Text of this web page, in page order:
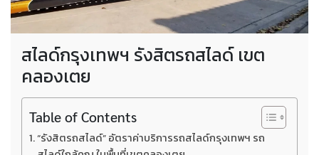
สไลด์กรุงเทพฯ รังสิตรถสไลด์ เขต
คลองเตย
Table of Contents
“รังสิตรถสไลด์” อัตราค่าบริการรถสไลด์กรุงเทพฯ รถ